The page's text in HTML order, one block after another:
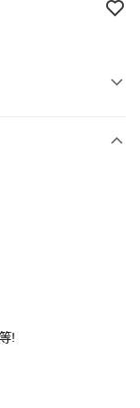
業銀行
行
行
!